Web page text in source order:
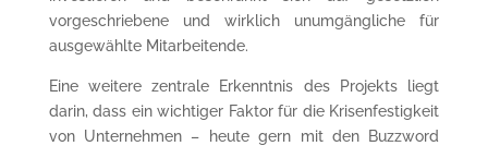
vorgeschriebene und wirklich unumgängliche für
ausgewählte Mitarbeitende.
Eine weitere zentrale Erkenntnis des Projekts liegt
darin, dass ein wichtiger Faktor für die Krisenfestigkeit
von Unternehmen – heute gern mit den Buzzword